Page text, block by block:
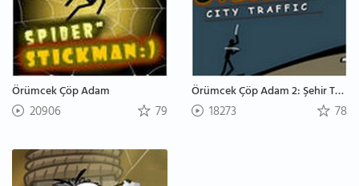
Örümcek Çöp Adam
20906 79
Örümcek Çöp Adam 2: Şehir Trafiği
18273 78